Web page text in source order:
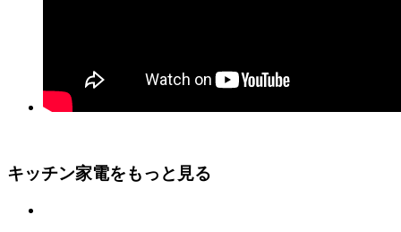
キッチン家電をもっと見る